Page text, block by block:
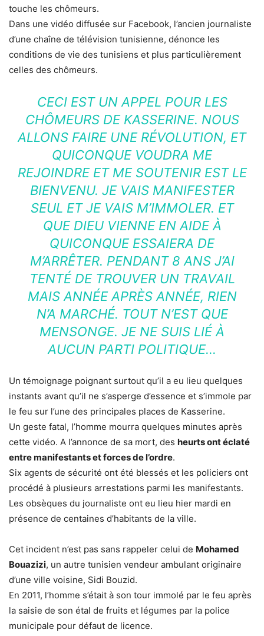
touche les chômeurs.
Dans une vidéo diffusée sur Facebook, l’ancien journaliste
d’une chaîne de télévision tunisienne, dénonce les
conditions de vie des tunisiens et plus particulièrement
celles des chômeurs.
CECI EST UN APPEL POUR LES
CHÔMEURS DE KASSERINE. NOUS
ALLONS FAIRE UNE RÉVOLUTION, ET
QUICONQUE VOUDRA ME
REJOINDRE ET ME SOUTENIR EST LE
BIENVENU. JE VAIS MANIFESTER
SEUL ET JE VAIS M’IMMOLER. ET
QUE DIEU VIENNE EN AIDE À
QUICONQUE ESSAIERA DE
M’ARRÊTER. PENDANT 8 ANS J’AI
TENTÉ DE TROUVER UN TRAVAIL
MAIS ANNÉE APRÈS ANNÉE, RIEN
N’A MARCHÉ. TOUT N’EST QUE
MENSONGE. JE NE SUIS LIÉ À
AUCUN PARTI POLITIQUE…
Un témoignage poignant surtout qu’il a eu lieu quelques
instants avant qu’il ne s’asperge d’essence et s’immole par
le feu sur l’une des principales places de Kasserine.
Un geste fatal, l’homme mourra quelques minutes après
cette vidéo. A l’annonce de sa mort, des heurts ont éclaté
entre manifestants et forces de l’ordre.
Six agents de sécurité ont été blessés et les policiers ont
procédé à plusieurs arrestations parmi les manifestants.
Les obsèques du journaliste ont eu lieu hier mardi en
présence de centaines d’habitants de la ville.
Cet incident n’est pas sans rappeler celui de Mohamed
Bouazizi, un autre tunisien vendeur ambulant originaire
d’une ville voisine, Sidi Bouzid.
En 2011, l’homme s’était à son tour immolé par le feu après
la saisie de son étal de fruits et légumes par la police
municipale pour défaut de licence.